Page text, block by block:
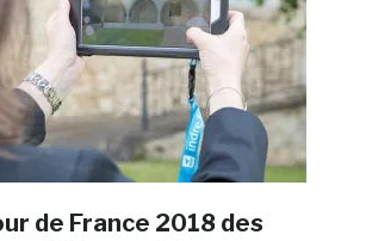
de France 2018 des